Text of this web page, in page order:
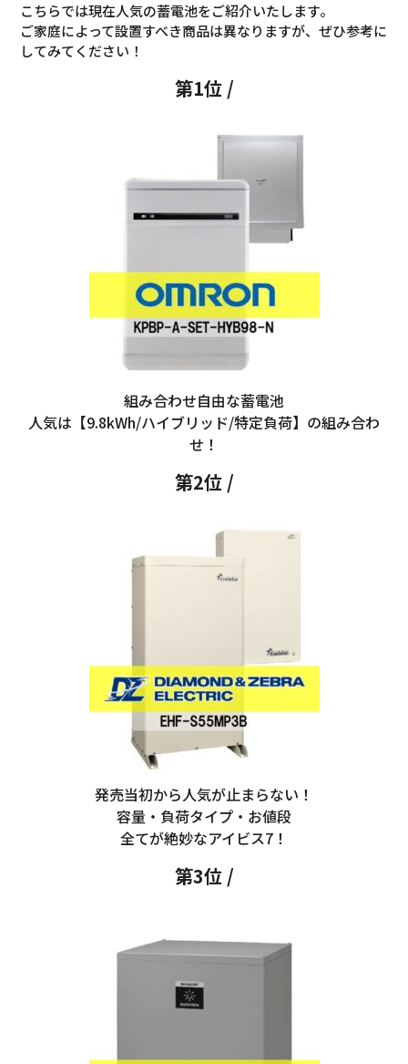
こちらでは現在人気の蓄電池をご紹介いたします。
ご家庭によって設置すべき商品は異なりますが、ぜひ参考に
してみてください！
第1位 /
組み合わせ自由な蓄電池
人気は【9.8kWh/ハイブリッド/特定負荷】の組み合わ
せ！
第2位 /
発売当初から人気が止まらない！
容量・負荷タイプ・お値段
全てが絶妙なアイビス7！
第3位 /